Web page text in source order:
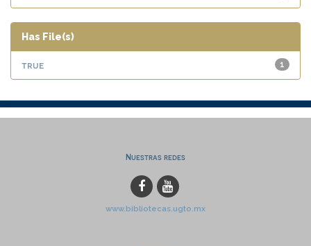
Has File(s)
1
true
Nuestras redes
www.bibliotecas.ugto.mx